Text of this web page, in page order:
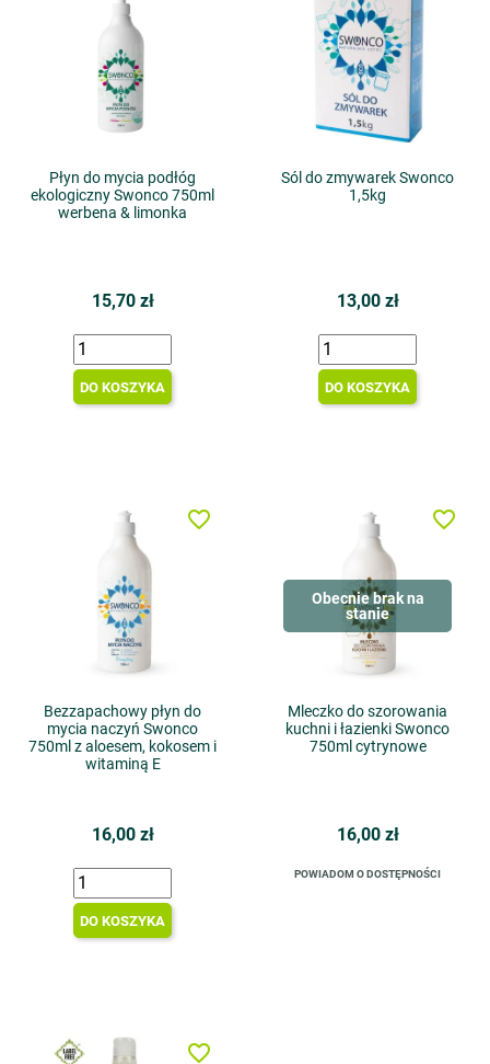
Płyn do mycia podłóg
ekologiczny Swonco 750ml
werbena & limonka
15,70 zł
DO KOSZYKA
Sól do zmywarek Swonco
1,5kg
13,00 zł
DO KOSZYKA
Bezzapachowy płyn do
mycia naczyń Swonco
750ml z aloesem, kokosem i
witaminą E
16,00 zł
DO KOSZYKA
favorite_border
Obecnie brak na
stanie
Mleczko do szorowania
kuchni i łazienki Swonco
750ml cytrynowe
16,00 zł
POWIADOM O DOSTĘPNOŚCI
favorite_border
favorite_border